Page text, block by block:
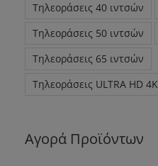
Τηλεοράσεις 40 ιντσών
Τηλεοράσεις 50 ιντσών
Τηλεοράσεις 65 ιντσών
Τηλεοράσεις ULTRA HD 4K
Αγορά Προϊόντων